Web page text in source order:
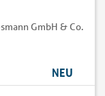
GmbH & Co.
NEU